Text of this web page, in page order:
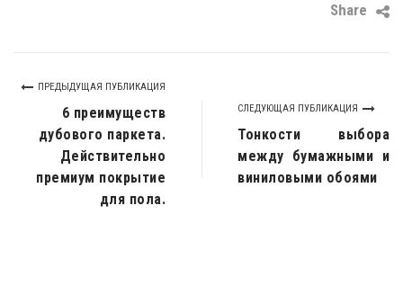
Share
ПРЕДЫДУЩАЯ ПУБЛИКАЦИЯ
6 преимуществ
дубового паркета.
Действительно
премиум покрытие
для пола.
СЛЕДУЮЩАЯ ПУБЛИКАЦИЯ
Тонкости выбора
между бумажными и
виниловыми обоями